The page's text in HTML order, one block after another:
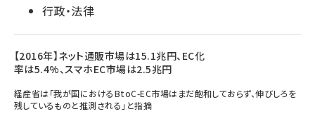
行政・法律
【2016年】ネット通販市場は15.1兆円、EC化
率は5.4%、スマホEC市場は2.5兆円
経産省は「我が国におけるBtoC-EC市場はまだ飽和しておらず、伸びしろを
残しているものと推測される」と指摘